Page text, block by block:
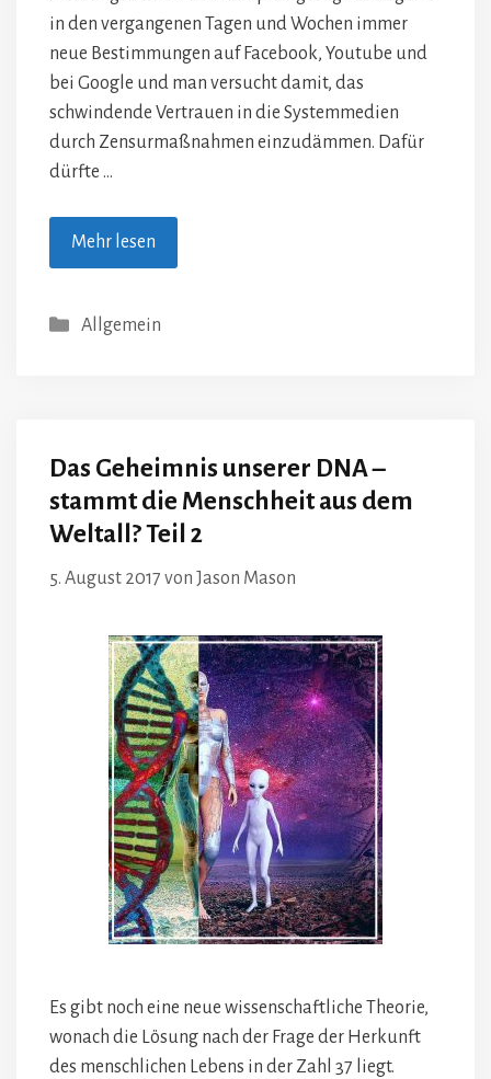
in den vergangenen Tagen und Wochen immer
neue Bestimmungen auf Facebook, Youtube und
bei Google und man versucht damit, das
schwindende Vertrauen in die Systemmedien
durch Zensurmaßnahmen einzudämmen. Dafür
dürfte …
Mehr lesen
Kategorien
Allgemein
Das Geheimnis unserer DNA –
stammt die Menschheit aus dem
Weltall? Teil 2
5. August 2017 von Jason Mason
Es gibt noch eine neue wissenschaftliche Theorie,
wonach die Lösung nach der Frage der Herkunft
des menschlichen Lebens in der Zahl 37 liegt.